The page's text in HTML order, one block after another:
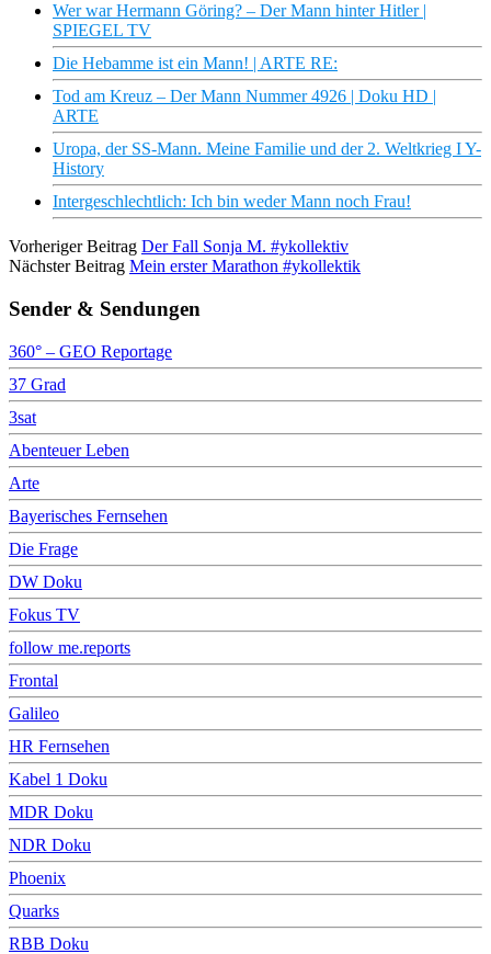
Wer war Hermann Göring? – Der Mann hinter Hitler |
SPIEGEL TV
Die Hebamme ist ein Mann! | ARTE RE:
Tod am Kreuz – Der Mann Nummer 4926 | Doku HD |
ARTE
Uropa, der SS-Mann. Meine Familie und der 2. Weltkrieg I Y-
History
Intergeschlechtlich: Ich bin weder Mann noch Frau!
Vorheriger Beitrag Der Fall Sonja M. #ykollektiv
Nächster Beitrag Mein erster Marathon #ykollektik
Sender & Sendungen
360° – GEO Reportage
37 Grad
3sat
Abenteuer Leben
Arte
Bayerisches Fernsehen
Die Frage
DW Doku
Fokus TV
follow me.reports
Frontal
Galileo
HR Fernsehen
Kabel 1 Doku
MDR Doku
NDR Doku
Phoenix
Quarks
RBB Doku